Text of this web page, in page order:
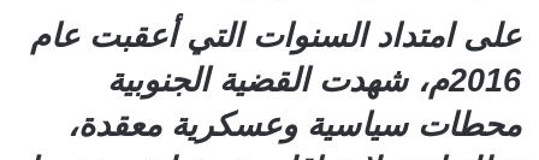
على امتداد السنوات التي أعقبت عام
2016م، شهدت القضية الجنوبية
محطات سياسية وعسكرية معقدة،